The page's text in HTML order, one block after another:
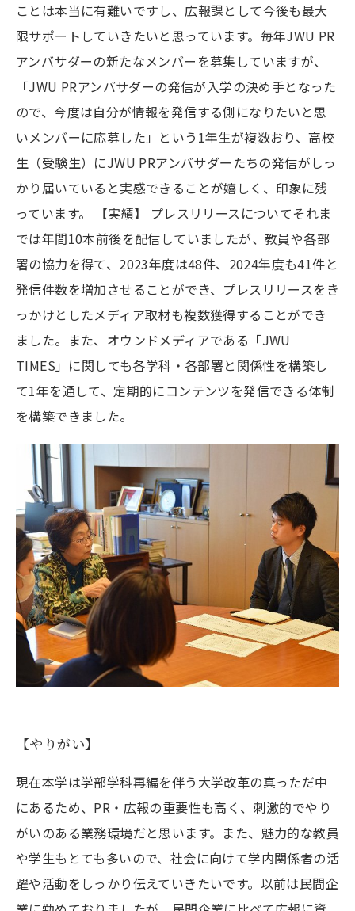
ことは本当に有難いですし、広報課として今後も最大
限サポートしていきたいと思っています。毎年JWU PR
アンバサダーの新たなメンバーを募集していますが、
「JWU PRアンバサダーの発信が入学の決め手となった
ので、今度は自分が情報を発信する側になりたいと思
いメンバーに応募した」という1年生が複数おり、高校
生（受験生）にJWU PRアンバサダーたちの発信がしっ
かり届いていると実感できることが嬉しく、印象に残
っています。 【実績】 プレスリリースについてそれま
では年間10本前後を配信していましたが、教員や各部
署の協力を得て、2023年度は48件、2024年度も41件と
発信件数を増加させることができ、プレスリリースをき
っかけとしたメディア取材も複数獲得することができ
ました。また、オウンドメディアである「JWU
TIMES」に関しても各学科・各部署と関係性を構築し
て1年を通して、定期的にコンテンツを発信できる体制
を構築できました。
【やりがい】
現在本学は学部学科再編を伴う大学改革の真っただ中
にあるため、PR・広報の重要性も高く、刺激的でやり
がいのある業務環境だと思います。また、魅力的な教員
や学生もとても多いので、社会に向けて学内関係者の活
躍や活動をしっかり伝えていきたいです。以前は民間企